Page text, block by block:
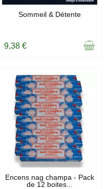
RUPTURE DE STOCK
Sommeil & Détente
9,38 €
EN STOCK
Encens nag champa - Pack
de 12 boites...